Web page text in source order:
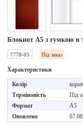
Блокнот A5 з гумкою в
7778-05 Під заказ
Характеристики
Колір
Терміновість
Під
Формат
A5
Оновлено